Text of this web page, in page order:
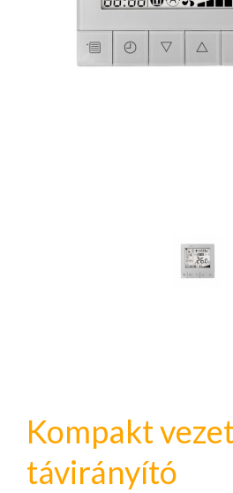
Kompakt
távirányító